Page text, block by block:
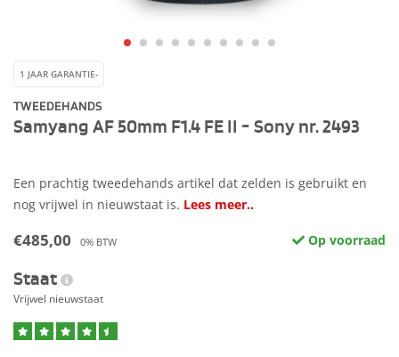
1 JAAR GARANTIE-
TWEEDEHANDS
Samyang AF 50mm F1.4 FE II - Sony nr. 2493
Een prachtig tweedehands artikel dat zelden is gebruikt en
nog vrijwel in nieuwstaat is. Lees meer..
€485,00 0% BTW Op voorraad
Staat
Vrijwel nieuwstaat